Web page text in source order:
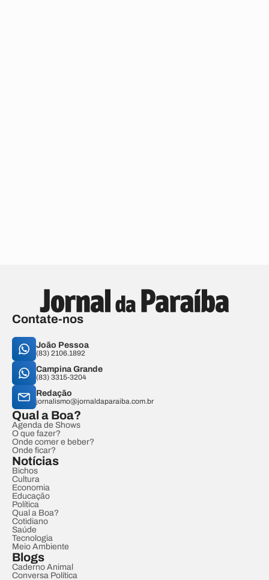
Contate-nos
João Pessoa
(83) 2106.1892
Campina Grande
(83) 3315-3204
Redação
jornalismo@jornaldaparaiba.com.br
Qual a Boa?
Agenda de Shows
O que fazer?
Onde comer e beber?
Onde ficar?
Notícias
Bichos
Cultura
Economia
Educação
Política
Qual a Boa?
Cotidiano
Saúde
Tecnologia
Meio Ambiente
Blogs
Caderno Animal
Conversa Política